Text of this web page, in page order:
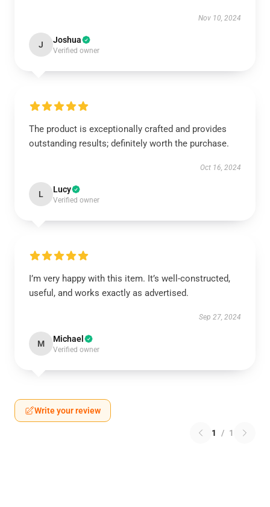
Nov 10, 2024
J Joshua
Verified owner
The product is exceptionally crafted and provides
outstanding results; definitely worth the purchase.
Oct 16, 2024
L Lucy
Verified owner
I’m very happy with this item. It’s well-constructed,
useful, and works exactly as advertised.
Sep 27, 2024
M Michael
Verified owner
Write your review
1 / 1